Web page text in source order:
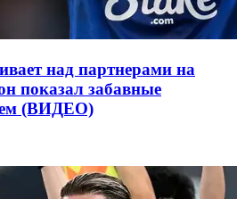
над партнерами на
показал забавные
(ВИДЕО)